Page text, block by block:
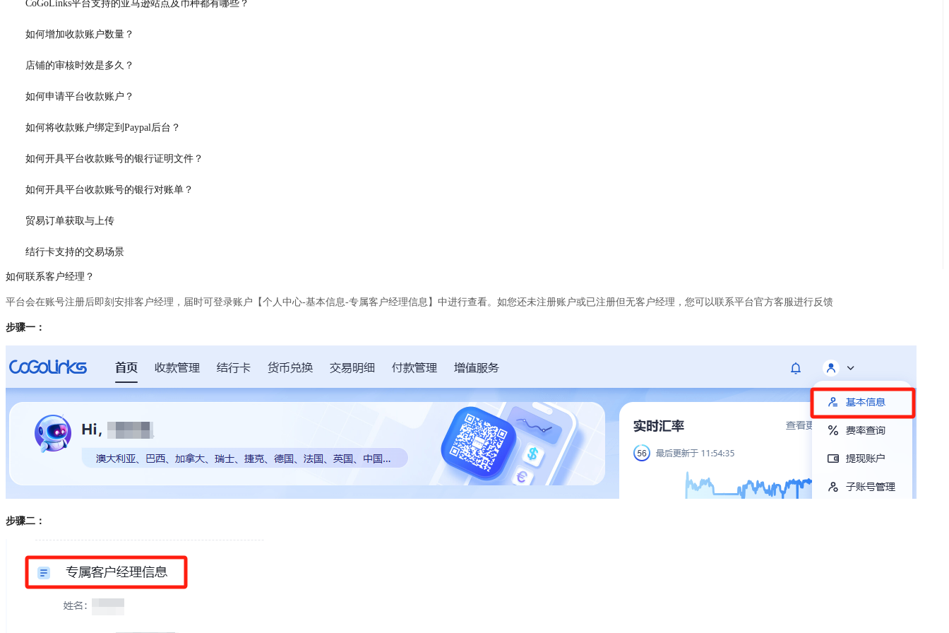
CoGoLinks平台支持的亚马逊站点及币种都有哪些？
如何增加收款账户数量？
店铺的审核时效是多久？
如何申请平台收款账户？
如何将收款账户绑定到Paypal后台？
如何开具平台收款账号的银行证明文件？
如何开具平台收款账号的银行对账单？
贸易订单获取与上传
结行卡支持的交易场景
如何联系客户经理？
平台会在账号注册后即刻安排客户经理，届时可登录账户【个人中心-基本信息-专属客户经理信息】中进行查看。如您还未注册账户或已注册但无客户经理，您可以联系平台官方客服进行反馈
步骤一：
步骤二：